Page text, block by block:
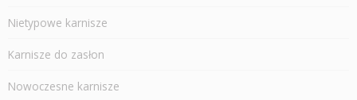
Nietypowe karnisze
Karnisze do zasłon
Nowoczesne karnisze